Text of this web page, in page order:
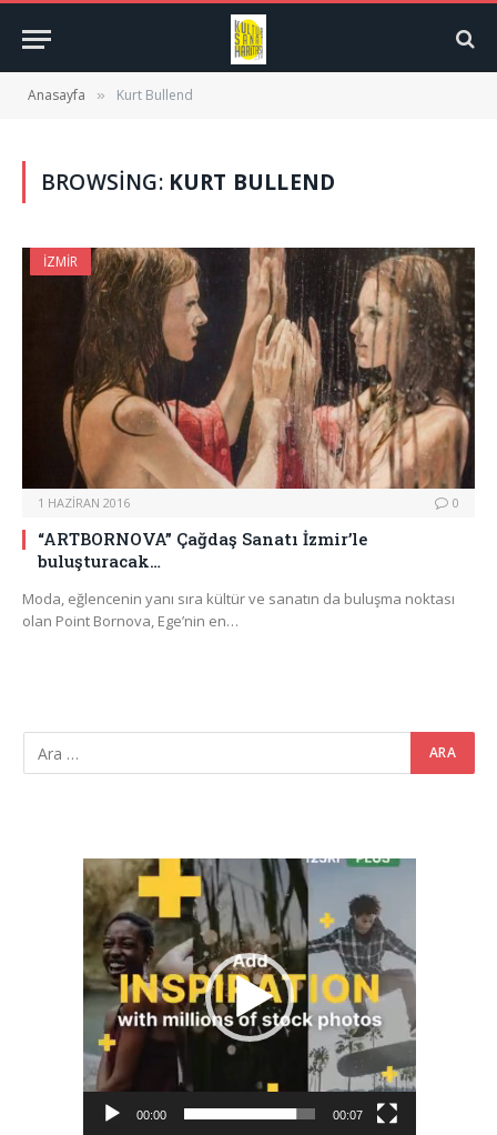
Anasayfa » Kurt Bullend
BROWSING: KURT BULLEND
İZMIR
1 HAZIRAN 2016 0
“ARTBORNOVA” Çağdaş Sanatı İzmir’le
buluşturacak…
Moda, eğlencenin yanı sıra kültür ve sanatın da buluşma noktası
olan Point Bornova, Ege’nin en…
Video
oynatıcı
00:00 00:07